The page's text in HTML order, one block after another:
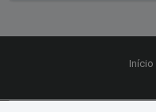
Início